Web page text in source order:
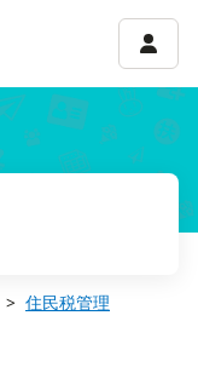
アカ
住民税管理